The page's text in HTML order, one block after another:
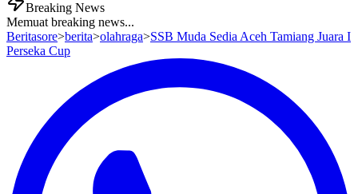
Breaking News
Memuat breaking news...
Beritasore>berita>olahraga>SSB Muda Sedia Aceh Tamiang Juara I
Perseka Cup